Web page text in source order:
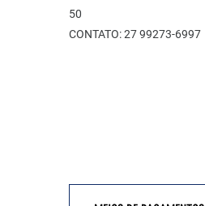
50
CONTATO: 27 99273-6997